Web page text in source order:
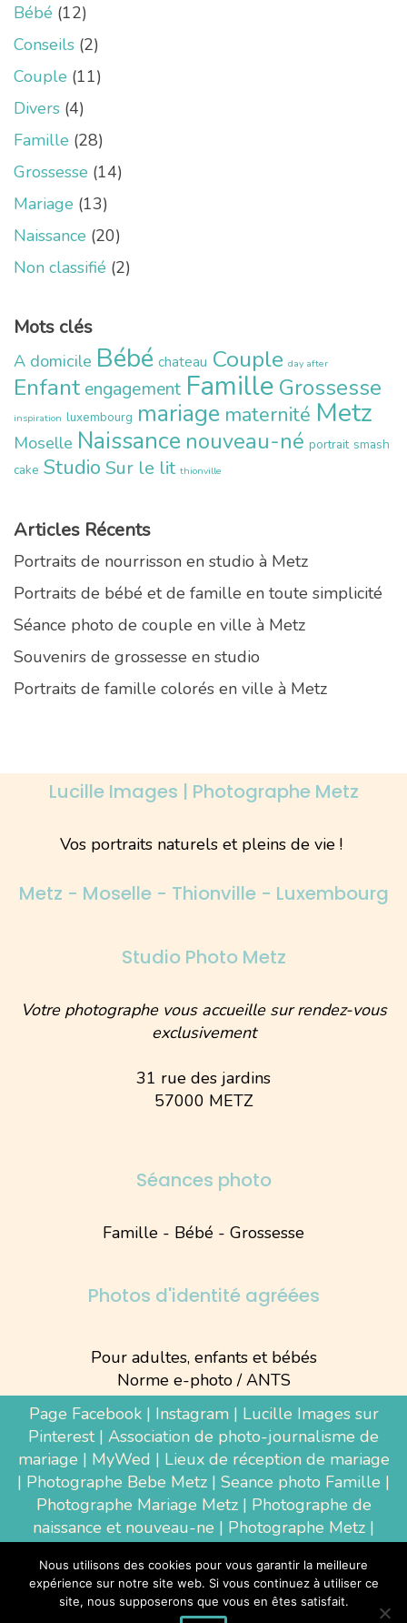
Bébé (12)
Conseils (2)
Couple (11)
Divers (4)
Famille (28)
Grossesse (14)
Mariage (13)
Naissance (20)
Non classifié (2)
Mots clés
A domicile Bébé chateau Couple day after
Enfant engagement Famille Grossesse
inspiration luxembourg mariage maternité Metz
Moselle Naissance nouveau-né portrait smash
cake Studio Sur le lit thionville
Articles Récents
Portraits de nourrisson en studio à Metz
Portraits de bébé et de famille en toute simplicité
Séance photo de couple en ville à Metz
Souvenirs de grossesse en studio
Portraits de famille colorés en ville à Metz
Lucille Images | Photographe Metz
Vos portraits naturels et pleins de vie !
Metz - Moselle - Thionville - Luxembourg
Studio Photo Metz
Votre photographe vous accueille sur rendez-vous
exclusivement
31 rue des jardins
57000 METZ
Séances photo
Famille - Bébé - Grossesse
Photos d'identité agréées
Pour adultes, enfants et bébés
Norme e-photo / ANTS
Page Facebook| Instagram| Lucille Images sur
Pinterest| Association de photo-journalisme de
mariage | MyWed | Lieux de réception de mariage
| Photographe Bebe Metz | Seance photo Famille |
Photographe Mariage Metz| Photographe de
naissance et nouveau-ne | Photographe Metz |
Luxembourg|Photographe Thionville|
Photographe d'entreprise Metz
Nous utilisons des cookies pour vous garantir la meilleure
expérience sur notre site web. Si vous continuez à utiliser ce
site, nous supposerons que vous en êtes satisfait.